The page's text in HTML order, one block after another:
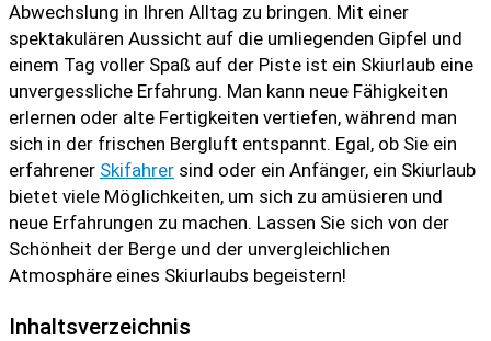
Abwechslung in Ihren Alltag zu bringen. Mit einer
spektakulären Aussicht auf die umliegenden Gipfel und
einem Tag voller Spaß auf der Piste ist ein Skiurlaub eine
unvergessliche Erfahrung. Man kann neue Fähigkeiten
erlernen oder alte Fertigkeiten vertiefen, während man
sich in der frischen Bergluft entspannt. Egal, ob Sie ein
erfahrener Skifahrer sind oder ein Anfänger, ein Skiurlaub
bietet viele Möglichkeiten, um sich zu amüsieren und
neue Erfahrungen zu machen. Lassen Sie sich von der
Schönheit der Berge und der unvergleichlichen
Atmosphäre eines Skiurlaubs begeistern!
Inhaltsverzeichnis